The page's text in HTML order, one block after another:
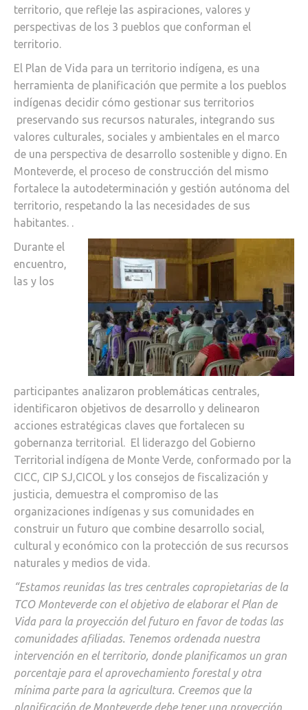
territorio, que refleje las aspiraciones, valores y
perspectivas de los 3 pueblos que conforman el
territorio.
El Plan de Vida para un territorio indígena, es una
herramienta de planificación que permite a los pueblos
indígenas decidir cómo gestionar sus territorios
preservando sus recursos naturales, integrando sus
valores culturales, sociales y ambientales en el marco
de una perspectiva de desarrollo sostenible y digno. En
Monteverde, el proceso de construcción del mismo
fortalece la autodeterminación y gestión autónoma del
territorio, respetando la las necesidades de sus
habitantes. .
Durante el
encuentro,
las y los
participantes analizaron problemáticas centrales,
identificaron objetivos de desarrollo y delinearon
acciones estratégicas claves que fortalecen su
gobernanza territorial. El liderazgo del Gobierno
Territorial indígena de Monte Verde, conformado por la
CICC, CIP SJ,CICOL y los consejos de fiscalización y
justicia, demuestra el compromiso de las
organizaciones indígenas y sus comunidades en
construir un futuro que combine desarrollo social,
cultural y económico con la protección de sus recursos
naturales y medios de vida.
“Estamos reunidas las tres centrales copropietarias de la
TCO Monteverde con el objetivo de elaborar el Plan de
Vida para la proyección del futuro en favor de todas las
comunidades afiliadas. Tenemos ordenada nuestra
intervención en el territorio, donde planificamos un gran
porcentaje para el aprovechamiento forestal y otra
mínima parte para la agricultura. Creemos que la
planificación de Monteverde debe tener una proyección